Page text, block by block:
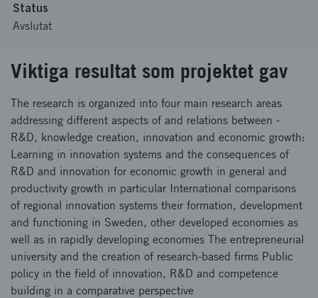
Status
Avslutat
Viktiga resultat som projektet gav
The research is organized into four main research areas
addressing different aspects of and relations between -
R&D, knowledge creation, innovation and economic growth:
Learning in innovation systems and the consequences of
R&D and innovation for economic growth in general and
productivity growth in particular International comparisons
of regional innovation systems their formation, development
and functioning in Sweden, other developed economies as
well as in rapidly developing economies The entrepreneurial
university and the creation of research-based firms Public
policy in the field of innovation, R&D and competence
building in a comparative perspective